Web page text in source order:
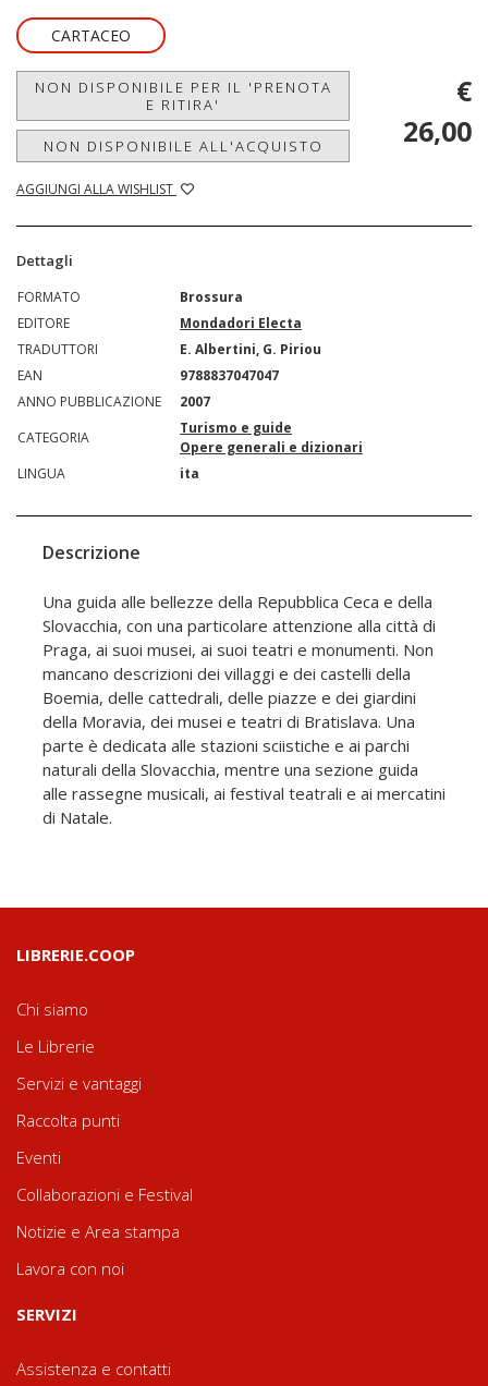
CARTACEO
NON DISPONIBILE PER IL 'PRENOTA
E RITIRA'
NON DISPONIBILE ALL'ACQUISTO
AGGIUNGI ALLA WISHLIST
€
26,00
Dettagli
FORMATO
Brossura
EDITORE
Mondadori Electa
TRADUTTORI
E. Albertini, G. Piriou
EAN
9788837047047
ANNO PUBBLICAZIONE
2007
CATEGORIA
Turismo e guide
Opere generali e dizionari
LINGUA
ita
Descrizione
Una guida alle bellezze della Repubblica Ceca e della
Slovacchia, con una particolare attenzione alla città di
Praga, ai suoi musei, ai suoi teatri e monumenti. Non
mancano descrizioni dei villaggi e dei castelli della
Boemia, delle cattedrali, delle piazze e dei giardini
della Moravia, dei musei e teatri di Bratislava. Una
parte è dedicata alle stazioni sciistiche e ai parchi
naturali della Slovacchia, mentre una sezione guida
alle rassegne musicali, ai festival teatrali e ai mercatini
di Natale.
LIBRERIE.COOP
Chi siamo
Le Librerie
Servizi e vantaggi
Raccolta punti
Eventi
Collaborazioni e Festival
Notizie e Area stampa
Lavora con noi
SERVIZI
Assistenza e contatti